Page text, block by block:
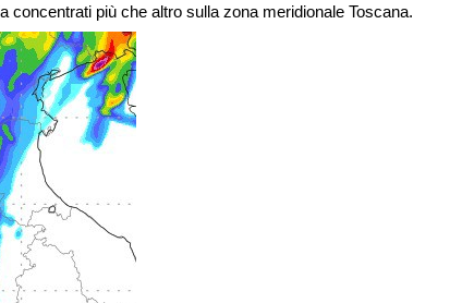
concentrati più che altro sulla zona meridionale Toscana.